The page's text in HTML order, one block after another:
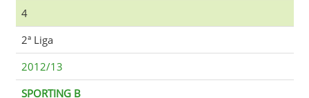
4
2ª Liga
2012/13
SPORTING B